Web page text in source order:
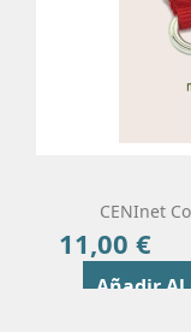
CENInet
11,00 €
Añadir Al